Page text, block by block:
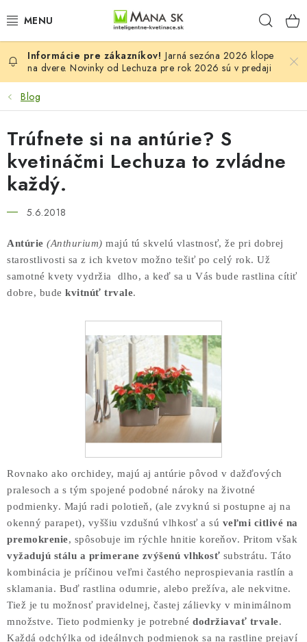
na
VŠETKY MODELY LECHUZA
NOVINKY LECHUZA
STOLOVÉ KVETINÁČE LECHUZA
PREMIUM
STONE
PALO
Obchodné podmienky Poštovné
Veľkoobchod
Ochrana osobných údajov
Kontakt
Napíšte nám
Reklamačný poriadok
Odstúpenie od zmluvy
Jarná sezóna 2026 klope
na dvere. Novinky od Lechuza pre rok 2026 sú v predaji
Blog
Trúfnete si na antúrie? S
kvetináčmi Lechuza to zvládne
každý.
5.6.2018
Antúrie (Anthurium) majú tú skvelú vlastnosť, že pri dobrej
starostlivosti sa z ich kvetov možno tešiť po celý rok. Už
samotné kvety vydržia dlho, a keď sa u Vás bude rastlina cítiť
dobre, bude kvitnúť trvale.
Rovnako ako orchidey, majú aj antúrie pôvod v dažďových
pralesoch a s tým spojené podobné nároky na životné
podmienky. Majú radi polotieň, (ale zvyknú si postupne aj na
okenný parapet), vyššiu vzdušnú vlhkosť a sú veľmi citlivé na
premokrenie, spôsobuje im rýchle hnitie koreňov. Pritom však
vyžadujú stálu a primerane zvýšenú vlhkosť substrátu. Táto
kombinácia je príčinou veľmi častého neprospievania rastlín a
sklamania. Buď rastlina odumrie, alebo prežíva, ale nekvitne.
Tiež je tu možnosť pravidelnej, častej zálievky v minimálnom
množstve. Tieto podmienky je potrebné dodržiavať trvale.
Každá odchýlka od ideálnych podmienok sa na rastline prejaví